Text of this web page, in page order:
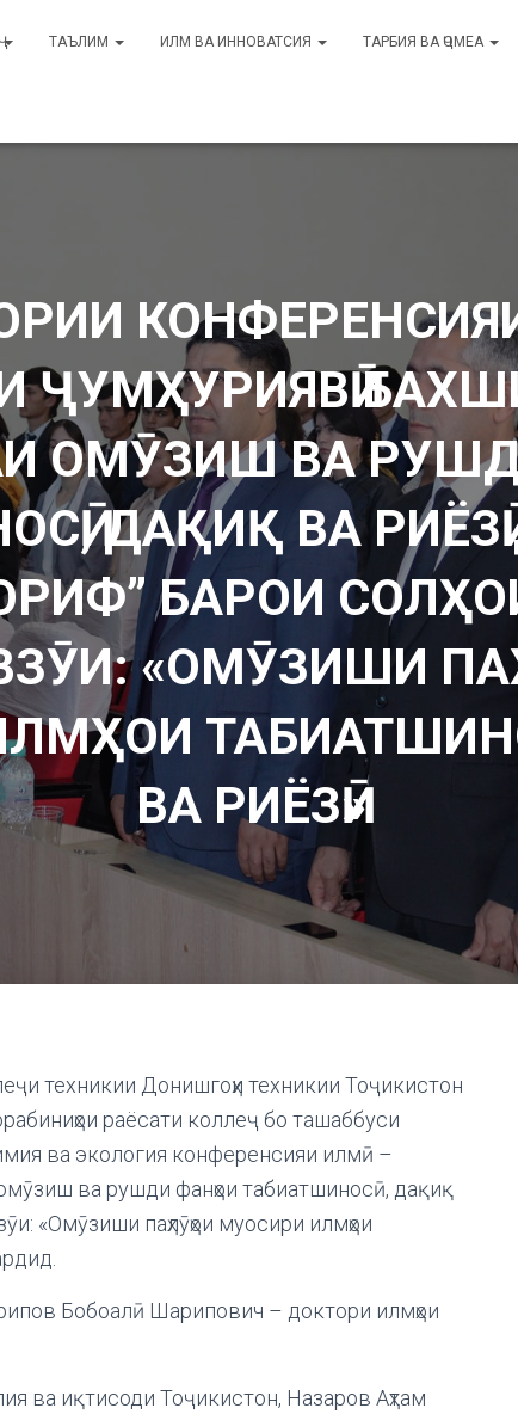
ТАЪЛИМ ИЛМ ВА ИННОВАТСИЯ ТАРБИЯ ВА ҶОМЕА
ҶУМҲУРИЯВӢ
ОМӮЗИШ ВА
ДАҚИҚ ВА
БАРОИ
«ОМӮЗИШИ
ВА РИЁЗӢ»
техникии Донишгоҳи техникии Тоҷикистон
раёсати коллеҷ бо ташаббуси
ва экология конференсияи илмӣ –
ва рушди фанҳои табиатшиносӣ, дақиқ
«Омӯзиши паҳлӯҳои муосири илмҳои
Бобоалӣ Шарипович – доктори илмҳои
ва иқтисоди Тоҷикистон, Назаров Аҳтам